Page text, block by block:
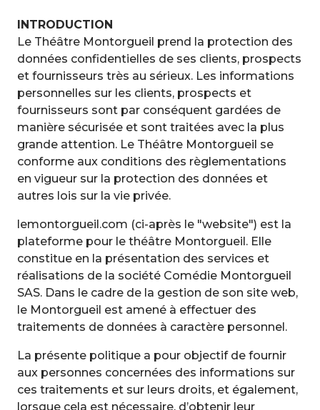
INTRODUCTION
Le Théâtre Montorgueil prend la protection des
données confidentielles de ses clients, prospects
et fournisseurs très au sérieux. Les informations
personnelles sur les clients, prospects et
fournisseurs sont par conséquent gardées de
manière sécurisée et sont traitées avec la plus
grande attention. Le Théâtre Montorgueil se
conforme aux conditions des règlementations
en vigueur sur la protection des données et
autres lois sur la vie privée.
lemontorgueil.com (ci-après le "website") est la
plateforme pour le théâtre Montorgueil. Elle
constitue en la présentation des services et
réalisations de la société Comédie Montorgueil
SAS. Dans le cadre de la gestion de son site web,
le Montorgueil est amené à effectuer des
traitements de données à caractère personnel.
La présente politique a pour objectif de fournir
aux personnes concernées des informations sur
ces traitements et sur leurs droits, et également,
lorsque cela est nécessaire, d’obtenir leur